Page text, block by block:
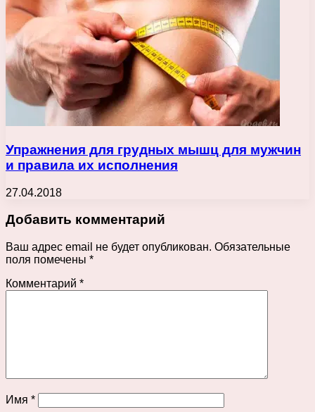
Упражнения для грудных мышц для мужчин
и правила их исполнения
27.04.2018
Добавить комментарий
Ваш адрес email не будет опубликован. Обязательные
поля помечены *
Комментарий *
Имя *